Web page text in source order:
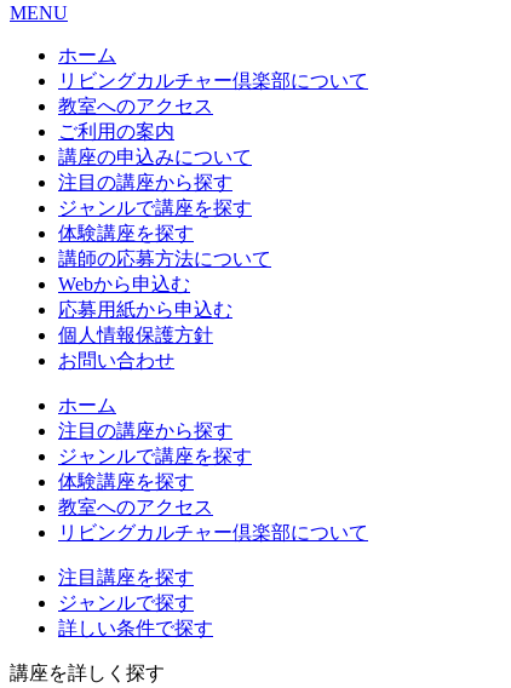
MENU
ホーム
リビングカルチャー倶楽部について
教室へのアクセス
ご利用の案内
講座の申込みについて
注目の講座から探す
ジャンルで講座を探す
体験講座を探す
講師の応募方法について
Webから申込む
応募用紙から申込む
個人情報保護方針
お問い合わせ
ホーム
注目の講座から探す
ジャンルで講座を探す
体験講座を探す
教室へのアクセス
リビングカルチャー倶楽部について
注目講座を探す
ジャンルで探す
詳しい条件で探す
講座を詳しく探す